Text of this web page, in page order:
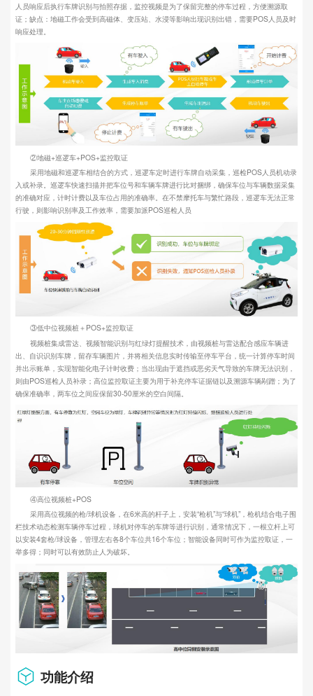
人员响应后执行车牌识别与拍照存据，监控视频是为了保留完整的停车过程，方便溯源取
证；缺点：地磁工作会受到高磁体、变压站、水浸等影响出现识别出错，需要POS人员及时
响应处理。
②地磁+巡逻车+POS+监控取证
采用地磁和巡逻车相结合的方式，巡逻车定时进行车牌自动采集，巡检POS人员机动录
入或补录。巡逻车快速扫描并把车位号和车辆车牌进行比对捆绑，确保车位与车辆数据采集
的准确对应，计时计费以及车位占用的准确率。在不禁摩托车与繁忙路段，巡逻车无法正常
行驶，则影响识别率及工作效率，需要加派POS巡检人员
③低中位视频桩＋POS+监控取证
视频桩集成雷达、视频智能识别与红绿灯提醒技术，由视频桩与雷达配合感应车辆进
出、自识识别车牌，留存车辆图片，并将相关信息实时传输至停车平台，统一计算停车时间
并出示账单，实现智能化电子计时收费；当出现由于遮挡或恶劣天气导致的车牌无法识别，
则由POS巡检人员补录；高位监控取证主要为用于补充停车证据链以及溯源车辆剐蹭；为了
确保准确率，两车位之间应保留30-50厘米的空白间隔。
④高位视频桩+POS
采用高位视频的枪/球机设备，在6米高的杆子上，安装“枪机”与“球机”，枪机结合电子围
栏技术动态检测车辆停车过程，球机对停车的车牌等进行识别，通常情况下，一根立杆上可
以安装4套枪/球设备，管理左右各8个车位共16个车位；智能设备同时可作为监控取证，一
举多得；同时可以有效防止人为破坏。
功能介绍